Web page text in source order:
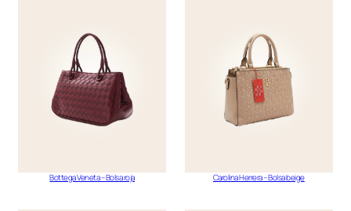
Bottega Veneta – Bolsa roja Carolina Herrera – Bolsa beige